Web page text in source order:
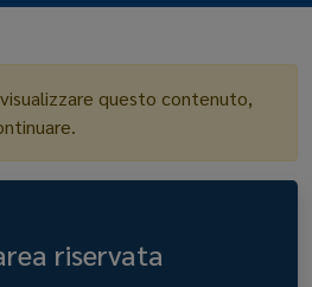
questo contenuto,
riservata